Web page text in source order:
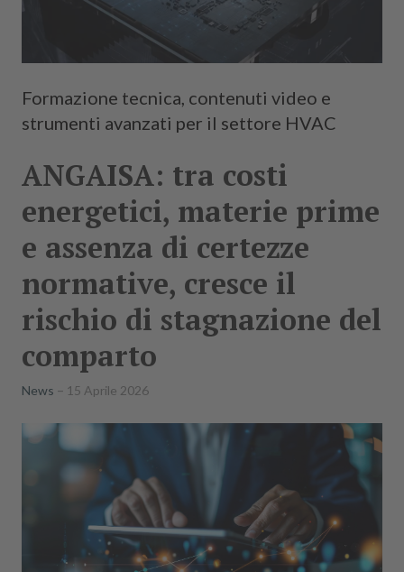
Formazione tecnica, contenuti video e
strumenti avanzati per il settore HVAC
ANGAISA: tra costi
energetici, materie prime
e assenza di certezze
normative, cresce il
rischio di stagnazione del
comparto
News 15 Aprile 2026